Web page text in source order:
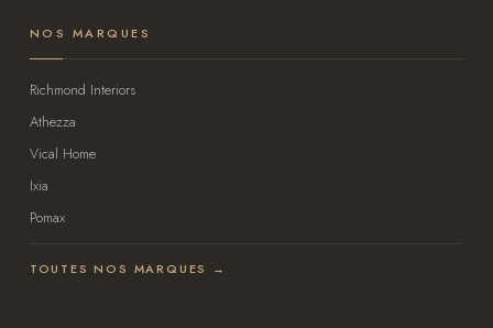
NOS MARQUES
Richmond Interiors
Athezza
Vical Home
Ixia
Pomax
TOUTES NOS MARQUES →